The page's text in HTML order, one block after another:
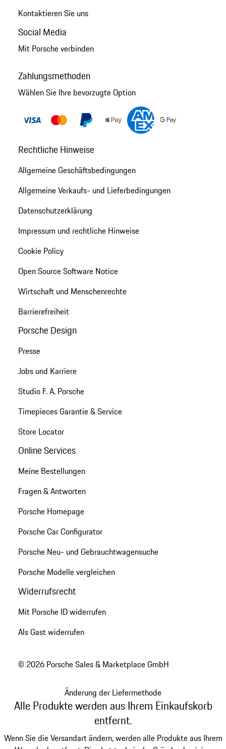
Kontaktieren Sie uns
Social Media
Mit Porsche verbinden
Zahlungsmethoden
Wählen Sie Ihre bevorzugte Option
Rechtliche Hinweise
Allgemeine Geschäftsbedingungen
Allgemeine Verkaufs- und Lieferbedingungen
Datenschutzerklärung
Impressum und rechtliche Hinweise
Cookie Policy
Open Source Software Notice
Wirtschaft und Menschenrechte
Barrierefreiheit
Porsche Design
Presse
Jobs und Karriere
Studio F. A. Porsche
Timepieces Garantie & Service
Store Locator
Online Services
Meine Bestellungen
Fragen & Antworten
Porsche Homepage
Porsche Car Configurator
Porsche Neu- und Gebrauchtwagensuche
Porsche Modelle vergleichen
Widerrufsrecht
Mit Porsche ID widerrufen
Als Gast widerrufen
© 2026 Porsche Sales & Marketplace GmbH
Änderung der Liefermethode
Alle Produkte werden aus Ihrem Einkaufskorb
entfernt.
Wenn Sie die Versandart ändern, werden alle Produkte aus Ihrem